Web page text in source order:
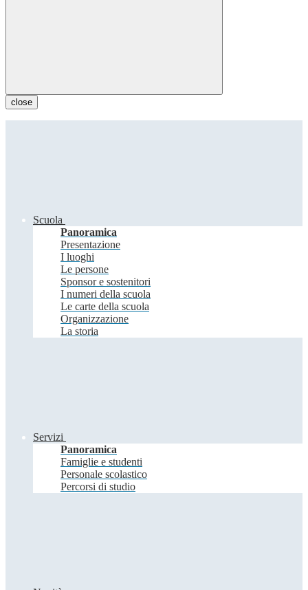
close
Scuola
Panoramica
Presentazione
I luoghi
Le persone
Sponsor e sostenitori
I numeri della scuola
Le carte della scuola
Organizzazione
La storia
Servizi
Panoramica
Famiglie e studenti
Personale scolastico
Percorsi di studio